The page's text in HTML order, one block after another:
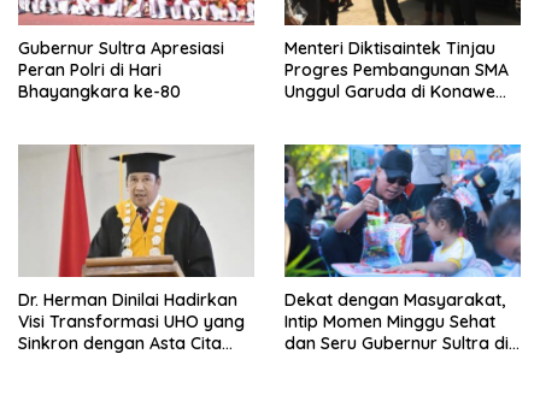
Gubernur Sultra Apresiasi
Peran Polri di Hari
Bhayangkara ke-80
Menteri Diktisaintek Tinjau
Progres Pembangunan SMA
Unggul Garuda di Konawe
Dr. Herman Dinilai Hadirkan
Visi Transformasi UHO yang
Sinkron dengan Asta Cita
Dekat dengan Masyarakat,
Intip Momen Minggu Sehat
dan Seru Gubernur Sultra di